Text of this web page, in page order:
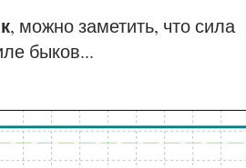
, можно заметить, что сила
быков...